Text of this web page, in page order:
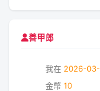
善甲郎
我在 2026-
金幣 10